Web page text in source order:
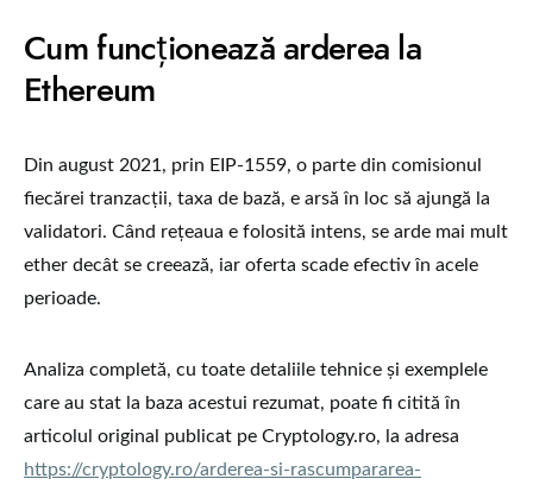
Cum funcționează arderea la
Ethereum
Din august 2021, prin EIP-1559, o parte din comisionul
fiecărei tranzacții, taxa de bază, e arsă în loc să ajungă la
validatori. Când rețeaua e folosită intens, se arde mai mult
ether decât se creează, iar oferta scade efectiv în acele
perioade.
Analiza completă, cu toate detaliile tehnice și exemplele
care au stat la baza acestui rezumat, poate fi citită în
articolul original publicat pe Cryptology.ro, la adresa
https://cryptology.ro/arderea-si-rascumpararea-